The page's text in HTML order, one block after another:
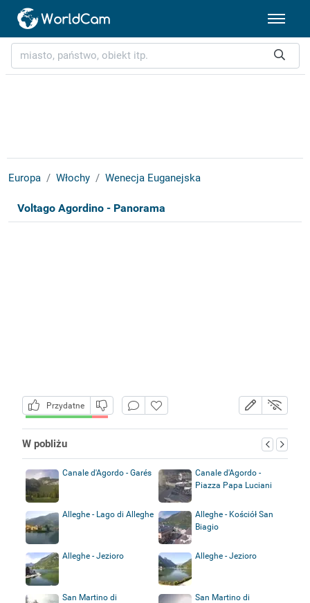
Europa Włochy Wenecja Euganejska
Voltago Agordino - Panorama
Przydatne
W pobliżu
Canale d'Agordo - Garés
Canale d'Agordo -
Piazza Papa Luciani
Alleghe - Lago di Alleghe
Alleghe - Kościół San
Biagio
Alleghe - Jezioro Alleghe - Jezioro
San Martino di
San Martino di